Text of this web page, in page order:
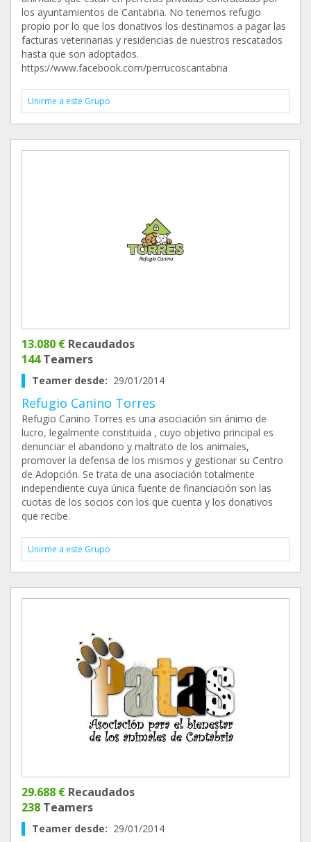
los ayuntamientos de Cantabria. No tenemos refugio
propio por lo que los donativos los destinamos a pagar las
facturas veterinarias y residencias de nuestros rescatados
hasta que son adoptados.
https://www.facebook.com/perrucoscantabria
Unirme a este Grupo
13.080 € Recaudados
144Teamers
Teamer desde: 29/01/2014
Refugio Canino Torres
Refugio Canino Torres es una asociación sin ánimo de
lucro, legalmente constituida , cuyo objetivo principal es
denunciar el abandono y maltrato de los animales,
promover la defensa de los mismos y gestionar su Centro
de Adopción. Se trata de una asociación totalmente
independiente cuya única fuente de financiación son las
cuotas de los socios con los que cuenta y los donativos
que recibe.
Unirme a este Grupo
29.688 € Recaudados
238 Teamers
Teamer desde: 29/01/2014